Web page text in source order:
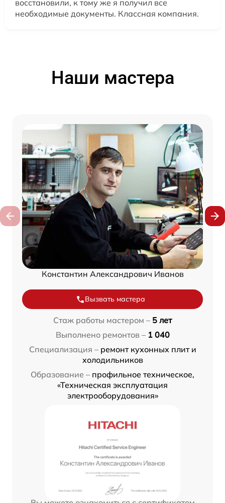
восстановили, к тому же я получил все
необходимые документы. Классная компания.
Наши мастера
Константин Александрович Иванов
Вызвать мастера
Стаж работы мастером – 5 лет
Выполнено ремонтов – 1 040
Специализация – ремонт кухонных плит и
холодильников
Образование – профильное техническое,
«Техническая эксплуатация
электрооборудования»